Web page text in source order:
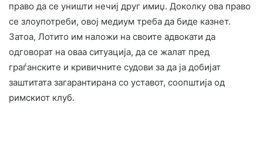
право да се уништи нечиј друг имиџ. Доколку ова право
се злоупотреби, овој медиум треба да биде казнет.
Затоа, Лотито им наложи на своите адвокати да
одговорат на оваа ситуација, да се жалат пред
граѓанските и кривичните судови за да ја добијат
заштитата загарантирана со уставот, соопштија од
римскиот клуб.